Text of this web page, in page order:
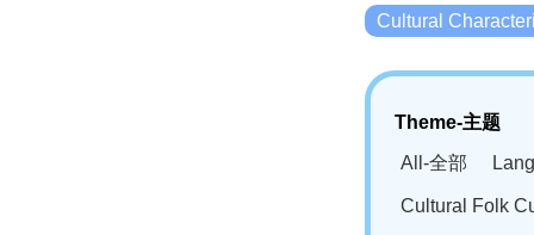
Cultural
Theme-主题
All-全部
Cultural Folk